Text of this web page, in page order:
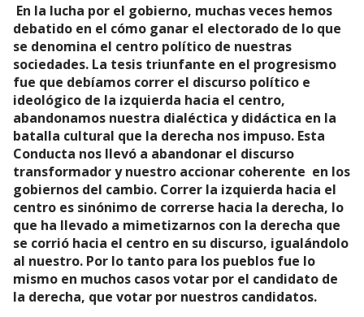
En la lucha por el gobierno, muchas veces hemos
debatido en el cómo ganar el electorado de lo que
se denomina el centro político de nuestras
sociedades. La tesis triunfante en el progresismo
fue que debíamos correr el discurso político e
ideológico de la izquierda hacia el centro,
abandonamos nuestra dialéctica y didáctica en la
batalla cultural que la derecha nos impuso. Esta
Conducta nos llevó a abandonar el discurso
transformador y nuestro accionar coherente en los
gobiernos del cambio. Correr la izquierda hacia el
centro es sinónimo de correrse hacia la derecha, lo
que ha llevado a mimetizarnos con la derecha que
se corrió hacia el centro en su discurso, igualándolo
al nuestro. Por lo tanto para los pueblos fue lo
mismo en muchos casos votar por el candidato de
la derecha, que votar por nuestros candidatos.